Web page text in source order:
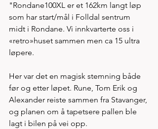
"Rondane100XL er et 162km langt løp
som har start/mål i Folldal sentrum
midt i Rondane. Vi innkvarterte oss i
«retro»huset sammen men ca 15 ultra
løpere.
Her var det en magisk stemning både
før og etter løpet. Rune, Tom Erik og
Alexander reiste sammen fra Stavanger,
og planen om å tapetsere pallen ble
lagt i bilen på vei opp.